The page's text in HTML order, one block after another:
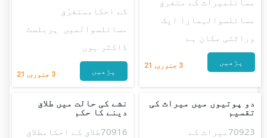
3 جنوری, 21
مسائلسوالہمارا ایک
وراثتی مکان ہے
پڑھیں
3 جنوری, 21
کے احکاممتفرّق
مسائلسوالمیں ہربلسٹ
ڈاکٹر ہوں
پڑھیں
دو پوتیوں میں میراث کی
تقسیم
70923میراث کے
نشے کی حالت میں طلاق
دینے کا حکم
70916طلاق کے احکامطلاق